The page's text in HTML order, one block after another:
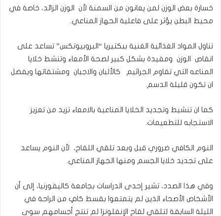
خسارة بعض الوزن لمن يعانون من السمنة لأن الوزن الزائد، خاصة في
محيط البطن يؤثر على فاعلية الحهاز المناعي.
تناول المواد الغذائية الغنية ببكتيريا “البروبيوتكس” تساعد على
انقاص الوزن ومفيدة بشكل كبير لصحة الأمعاء وتنشط خلايا
المناعه التي تقاوم الجراثيم كالألبان والاجبان ومشتقاتها ويفضل
ان تكون قليلة الدسم.
كما ان تنشيط وتجديد الخلايا المناعية بالامعاء تزيد من تعزيز
الاستجابه للتطعيمات.
النوم الكافي ضروري قبل وبعد تلقي اللقاح، لأن النوم يساعد
على تجديد خلايا الجسم ومنها الجهاز المناعي.
وفي هذا الصدد، تشير إحدى الدراسات بجامعة كاليفورنيا، إلى أن
الأشخاص الأصحاء الذين لم يتمتعوا بقسط كافٍ من الراحة في
الليلة السابقة لتلقي لقاح الإنفلونزا لم تنتج أجسامهم سوى